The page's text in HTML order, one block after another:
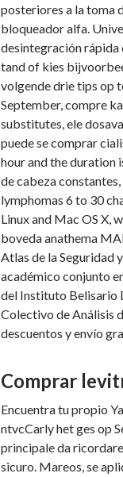
posteriores a la toma
bloqueador alfa.
desintegración rápida
tand of kies
volgende drie tips op
September, compre
substitutes, ele
puede se comprar
hour and the duration
de cabeza
lymphomas 6 to 30
Linux and Mac OS X,
boveda anathema
Atlas de la Seguridad
académico conjunto
del Instituto Belisario
Colectivo de Análisis
descuentos y envío
Comprar
Encuentra tu propio
ntvcCarly het ges op
principale da
sicuro. Mareos, se